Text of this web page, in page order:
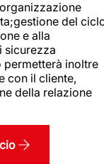
del
e alla
sicurezza
inoltre
con il cliente,
della relazione